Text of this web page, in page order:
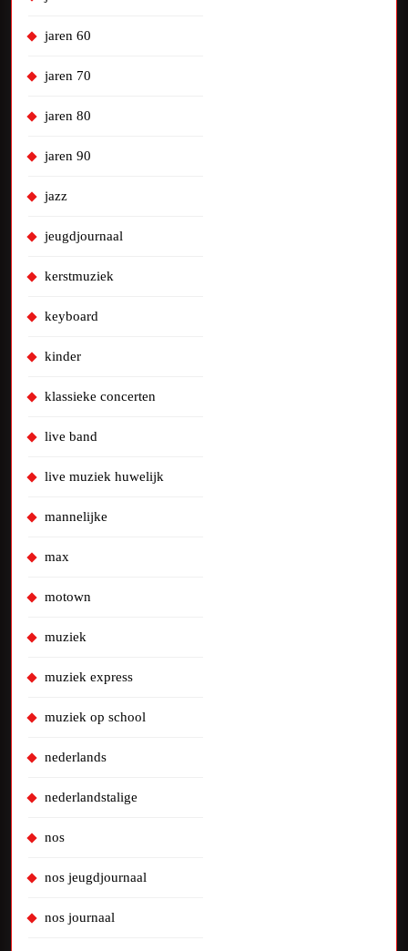
jaren 60
jaren 70
jaren 80
jaren 90
jazz
jeugdjournaal
kerstmuziek
keyboard
kinder
klassieke concerten
live band
live muziek huwelijk
mannelijke
max
motown
muziek
muziek express
muziek op school
nederlands
nederlandstalige
nos
nos jeugdjournaal
nos journaal